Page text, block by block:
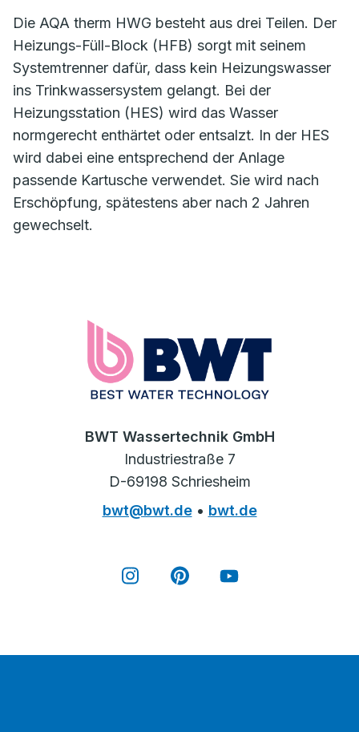
Die AQA therm HWG besteht aus drei Teilen. Der
Heizungs-Füll-Block (HFB) sorgt mit seinem
Systemtrenner dafür, dass kein Heizungswasser
ins Trinkwassersystem gelangt. Bei der
Heizungsstation (HES) wird das Wasser
normgerecht enthärtet oder entsalzt. In der HES
wird dabei eine entsprechend der Anlage
passende Kartusche verwendet. Sie wird nach
Erschöpfung, spätestens aber nach 2 Jahren
gewechselt.
BWT Wassertechnik GmbH
Industriestraße 7
D-69198 Schriesheim
bwt@bwt.de• bwt.de